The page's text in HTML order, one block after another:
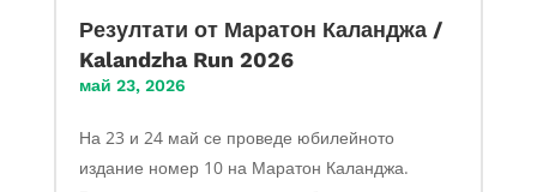
Резултати от Маратон Каланджа /
Kalandzha Run 2026
май 23, 2026
На 23 и 24 май се проведе юбилейното
издание номер 10 на Маратон Каланджа.